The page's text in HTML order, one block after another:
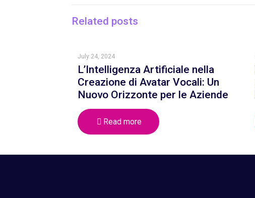
Related posts
July 24, 2024
L’Intelligenza Artificiale nella
Creazione di Avatar Vocali: Un
Nuovo Orizzonte per le Aziende
Read more